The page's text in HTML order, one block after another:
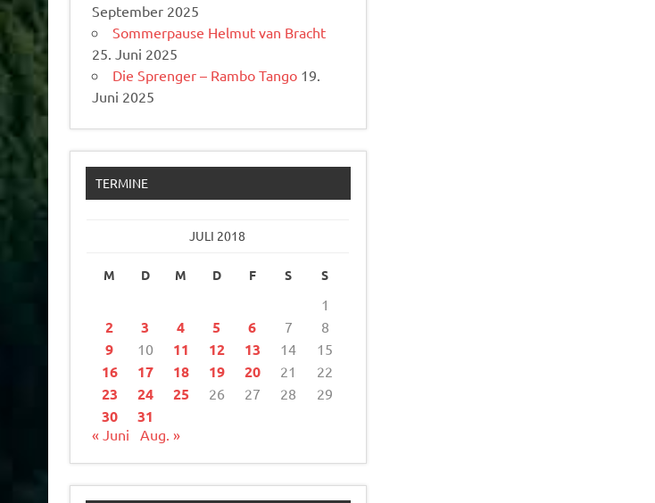
September 2025
Sommerpause Helmut van Bracht
25. Juni 2025
Die Sprenger – Rambo Tango 19.
Juni 2025
TERMINE
JULI 2018
M D M D F S S
1
2 3 4 5 6 7 8
9 10 11 12 13 14 15
16 17 18 19 20 21 22
23 24 25 26 27 28 29
30 31
« Juni Aug. »